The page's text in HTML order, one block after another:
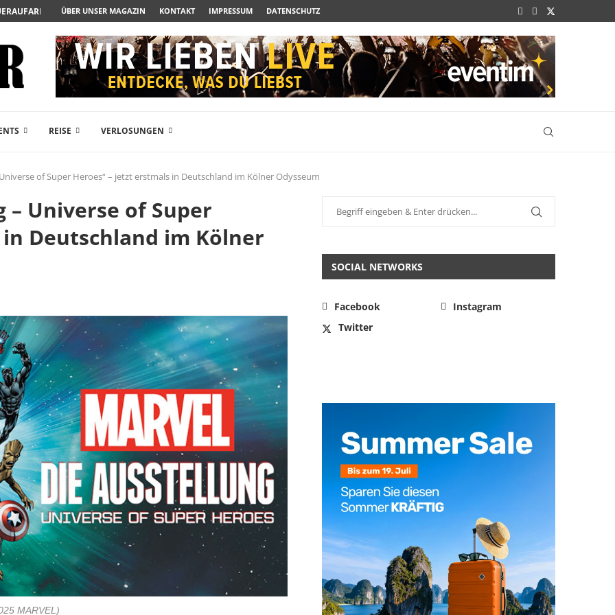
DER BESONDEREN ART
ZUM ALBTRAUM WIRD
– FREIKARTEN- UND...
ACTION-BLOCKBUSTER...
POLARSTERN...
JETZT AUF DVD...
ROMCOM AUS 1963...
ÜBER UNSER MAGAZIN KONTAKT IMPRESSUM DATENSCHUTZ
REISE VERLOSUNGEN
of Super Heroes“ – jetzt erstmals in Deutschland im Kölner Odysseum
– Universe of Super
Deutschland im Kölner
MARVEL)
SOCIAL NETWORKS
Facebook
Instagram
Twitter